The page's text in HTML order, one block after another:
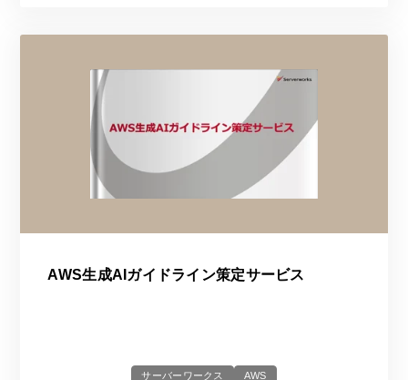
AWS生成AIガイドライン策定サービス
サーバーワークス AWS